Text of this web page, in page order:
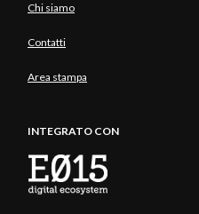
Chi siamo
Contatti
Area stampa
INTEGRATO CON